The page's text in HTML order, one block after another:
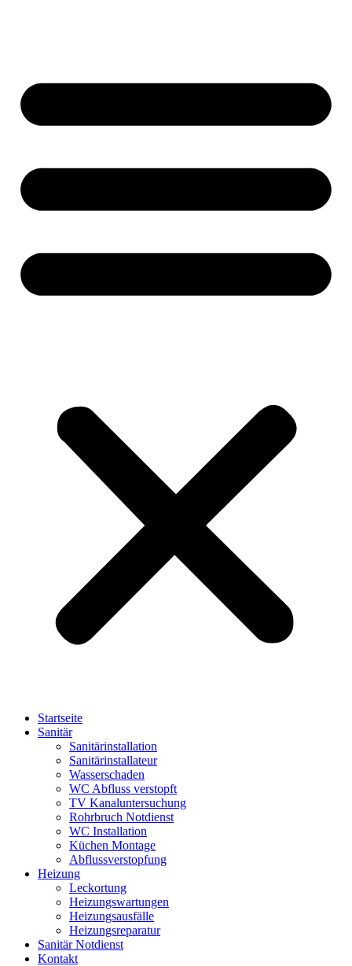
Startseite
Sanitär
Sanitärinstallation
Sanitärinstallateur
Wasserschaden
WC Abfluss verstopft
TV Kanaluntersuchung
Rohrbruch Notdienst
WC Installation
Küchen Montage
Abflussverstopfung
Heizung
Leckortung
Heizungswartungen
Heizungsausfälle
Heizungsreparatur
Sanitär Notdienst
Kontakt